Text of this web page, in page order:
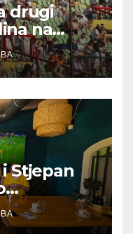
drugi
na
Stjepan
i